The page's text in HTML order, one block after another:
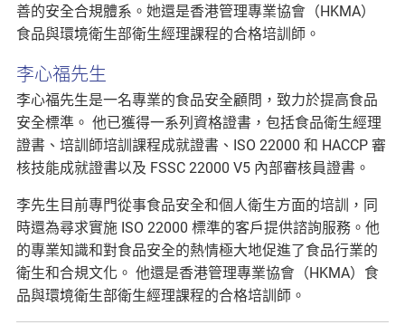
善的安全合規體系。她還是香港管理專業協會（HKMA）
食品與環境衛生部衛生經理課程的合格培訓師。
李心福先生
李心福先生是一名專業的食品安全顧問，致力於提高食品
安全標準。 他已獲得一系列資格證書，包括食品衛生經理
證書、培訓師培訓課程成就證書、ISO 22000 和 HACCP 審
核技能成就證書以及 FSSC 22000 V5 內部審核員證書。
李先生目前專門從事食品安全和個人衛生方面的培訓，同
時還為尋求實施 ISO 22000 標準的客戶提供諮詢服務。他
的專業知識和對食品安全的熱情極大地促進了食品行業的
衛生和合規文化。 他還是香港管理專業協會（HKMA）食
品與環境衛生部衛生經理課程的合格培訓師。